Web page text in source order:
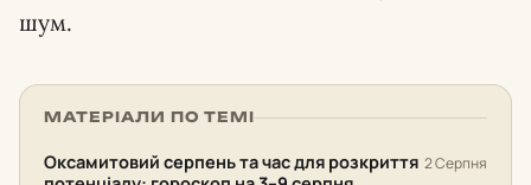
шум.
МАТЕРІАЛИ ПО ТЕМІ
Оксамитовий серпень та час для розкриття 2 Серпня